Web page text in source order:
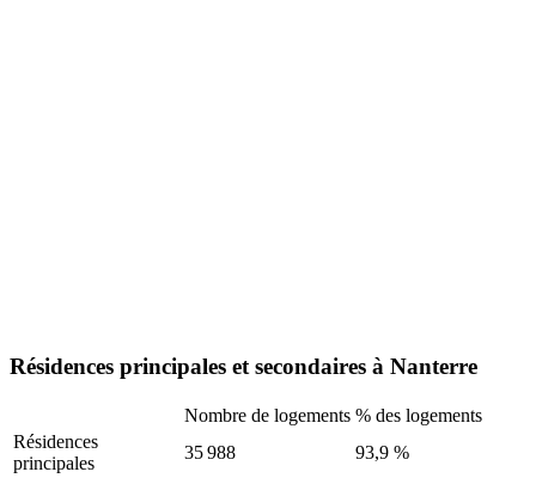
Résidences principales et secondaires à Nanterre
Nombre de logements % des logements
Résidences
principales
35 988
93,9 %